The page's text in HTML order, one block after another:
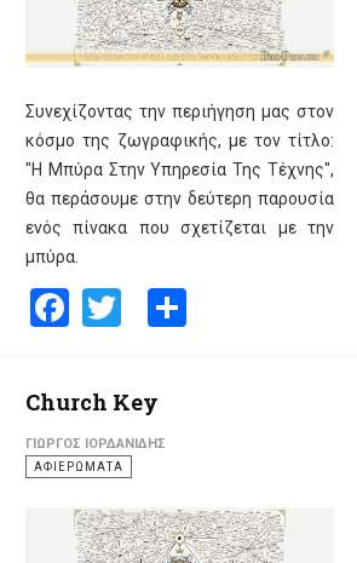
Συνεχίζοντας την περιήγηση μας στον
κόσμο της ζωγραφικής, με τον τίτλο:
"Η Μπύρα Στην Υπηρεσία Της Τέχνης",
θα περάσουμε στην δεύτερη παρουσία
ενός πίνακα που σχετίζεται με την
μπύρα.
Facebook
TwitterShare
Church Key
ΓΙΏΡΓΟΣ ΙΟΡΔΑΝΊΔΗΣ
ΑΦΙΕΡΩΜΑΤΑ